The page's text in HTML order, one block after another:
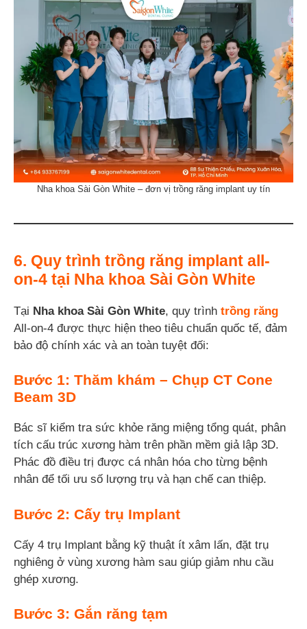
Nha khoa Sài Gòn White – đơn vị trồng răng implant uy tín
6. Quy trình trồng răng implant all-
on-4 tại Nha khoa Sài Gòn White
Tại Nha khoa Sài Gòn White, quy trình trồng răng
All-on-4 được thực hiện theo tiêu chuẩn quốc tế, đảm
bảo độ chính xác và an toàn tuyệt đối:
Bước 1: Thăm khám – Chụp CT Cone
Beam 3D
Bác sĩ kiểm tra sức khỏe răng miệng tổng quát, phân
tích cấu trúc xương hàm trên phần mềm giả lập 3D.
Phác đồ điều trị được cá nhân hóa cho từng bệnh
nhân để tối ưu số lượng trụ và hạn chế can thiệp.
Bước 2: Cấy trụ Implant
Cấy 4 trụ Implant bằng kỹ thuật ít xâm lấn, đặt trụ
nghiêng ở vùng xương hàm sau giúp giảm nhu cầu
ghép xương.
Bước 3: Gắn răng tạm